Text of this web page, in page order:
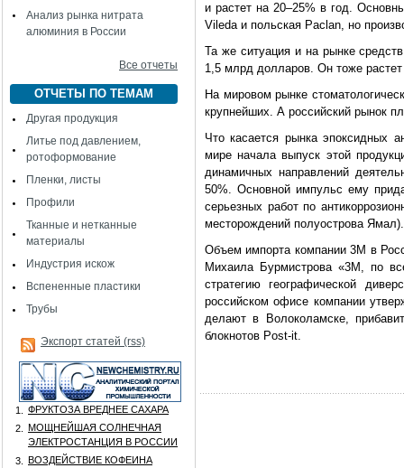
Анализ рынка нитрата
алюминия в России
Все отчеты
ОТЧЕТЫ ПО ТЕМАМ
Другая продукция
Литье под давлением,
ротоформование
Пленки, листы
Профили
Тканные и нетканные
материалы
Индустрия искож
Вспененные пластики
Трубы
Экспорт статей (rss)
1.
ФРУКТОЗА ВРЕДНЕЕ САХАРА
2.
МОЩНЕЙШАЯ СОЛНЕЧНАЯ
ЭЛЕКТРОСТАНЦИЯ В РОССИИ
3.
ВОЗДЕЙСТВИЕ КОФЕИНА
и растет на 20–25% в год.
Vileda и польская Paclan, но
Та же ситуация и на рынке
1,5 млрд долларов. Он тоже
На мировом рынке
крупнейших. А российский рынок
Что касается рынка эпоксидных
мире начала выпуск этой
динамичных направлений
50%. Основной импульс ему
серьезных работ по
месторождений полуострова Ямал).
Объем импорта компании 3М в
Михаила Бурмистрова «3М, по
стратегию географической
российском офисе компании
делают в Волоколамске,
блокнотов Post-it.